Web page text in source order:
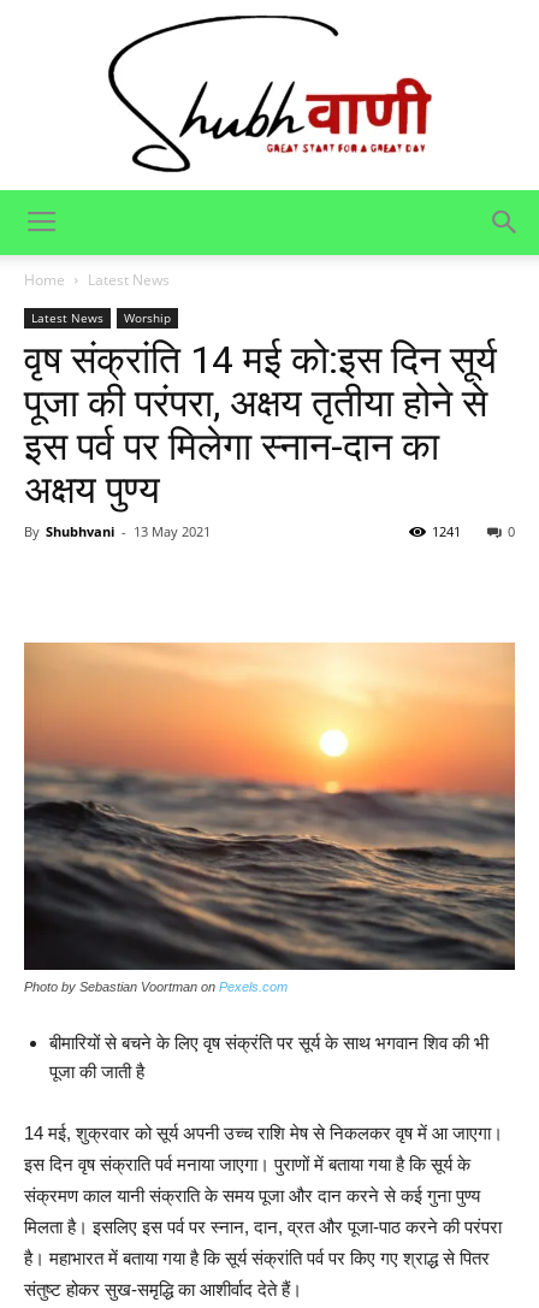
Home Latest News
Latest News Worship
वृष संक्रांति 14 मई को:इस दिन सूर्य
पूजा की परंपरा, अक्षय तृतीया होने से
इस पर्व पर मिलेगा स्नान-दान का
अक्षय पुण्य
By Shubhvani - 13 May 2021 0
1241
Photo by Sebastian Voortman on Pexels.com
बीमारियों से बचने के लिए वृष संक्रंति पर सूर्य के साथ भगवान शिव की भी
पूजा की जाती है
14 मई, शुक्रवार को सूर्य अपनी उच्च राशि मेष से निकलकर वृष में आ जाएगा।
इस दिन वृष संक्राति पर्व मनाया जाएगा। पुराणों में बताया गया है कि सूर्य के
संक्रमण काल यानी संक्राति के समय पूजा और दान करने से कई गुना पुण्य
मिलता है। इसलिए इस पर्व पर स्नान, दान, व्रत और पूजा-पाठ करने की परंपरा
है। महाभारत में बताया गया है कि सूर्य संक्रांति पर्व पर किए गए श्राद्ध से पितर
संतुष्ट होकर सुख-समृद्धि का आशीर्वाद देते हैं।